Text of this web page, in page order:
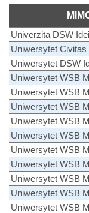
Univerzita DSW
Uniwersytet
Uniwersytet DSW
Uniwersytet WSB
Uniwersytet WSB
Uniwersytet WSB
Uniwersytet WSB
Uniwersytet WSB
Uniwersytet WSB
Uniwersytet WSB
Uniwersytet WSB
Uniwersytet WSB
Uniwersytet WSB